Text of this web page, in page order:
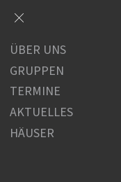
ÜBER UNS
GRUPPEN
TERMINE
AKTUELLES
HÄUSER